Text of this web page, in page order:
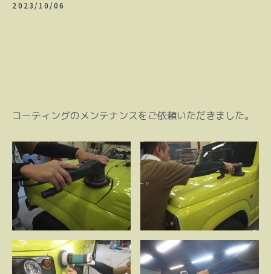
2023/10/06
コーティングのメンテナンスをご依頼いただきました。